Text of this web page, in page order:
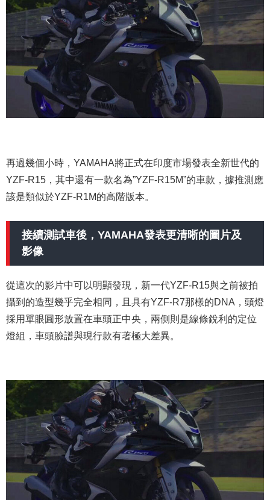
再過幾個小時，YAMAHA將正式在印度市場發表全新世代的
YZF-R15，其中還有一款名為”YZF-R15M”的車款，據推測應
該是類似於YZF-R1M的高階版本。
接續測試車後，YAMAHA發表更清晰的圖片及
影像
從這次的影片中可以明顯發現，新一代YZF-R15與之前被拍
攝到的造型幾乎完全相同，且具有YZF-R7那樣的DNA，頭燈
採用單眼圓形放置在車頭正中央，兩側則是線條銳利的定位
燈組，車頭臉譜與現行款有著極大差異。